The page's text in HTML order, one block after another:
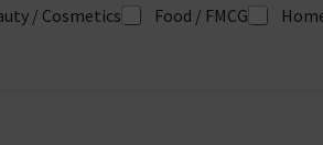
/ Cosmetics Food / FMCG